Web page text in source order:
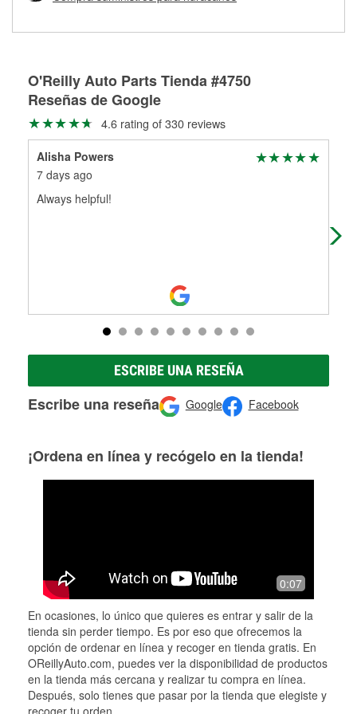
partes de reemplazo correctas para tu reparación.
O'Reilly Auto Parts Tienda #4750
Reseñas de Google
4.6 rating of 330 reviews
Alisha Powers
7 days ago
Always helpful!
ESCRIBE UNA RESEÑA
Escribe una reseña Google Facebook
¡Ordena en línea y recógelo en la tienda!
0:07
En ocasiones, lo único que quieres es entrar y salir de la
tienda sin perder tiempo. Es por eso que ofrecemos la
opción de ordenar en línea y recoger en tienda gratis. En
OReillyAuto.com, puedes ver la disponibilidad de productos
en la tienda más cercana y realizar tu compra en línea.
Después, solo tienes que pasar por la tienda que elegiste y
recoger tu orden.